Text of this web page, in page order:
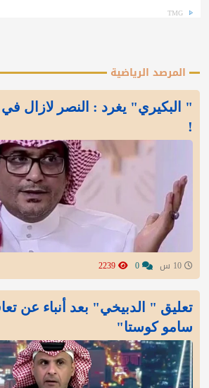
TMG
المرصد الرياضية
" البكيري" يغرد : النصر لازال في
!
تعليق " الدبيخي" بعد أنباء عن
سامو كوستا"